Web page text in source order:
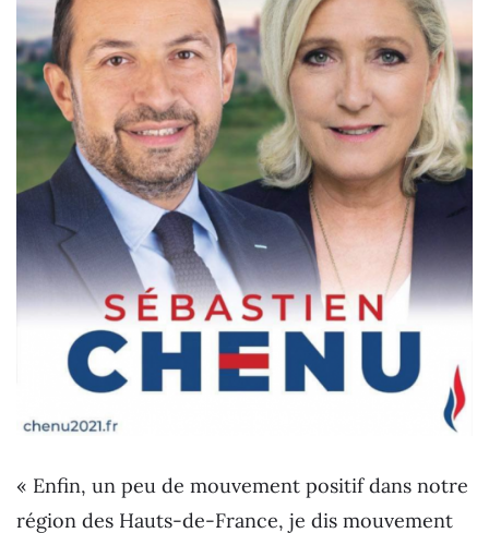
« Enfin, un peu de mouvement positif dans notre
région des Hauts-de-France, je dis mouvement